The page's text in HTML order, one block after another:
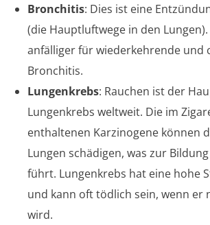
Bronchitis: Dies ist eine
(die Hauptluftwege in den
anfälliger für wiederkehrende und
Bronchitis.
Lungenkrebs: Rauchen ist der
Lungenkrebs weltweit. Die im
enthaltenen Karzinogene können
Lungen schädigen, was zur
führt. Lungenkrebs hat eine hohe
und kann oft tödlich sein, wenn er
wird.